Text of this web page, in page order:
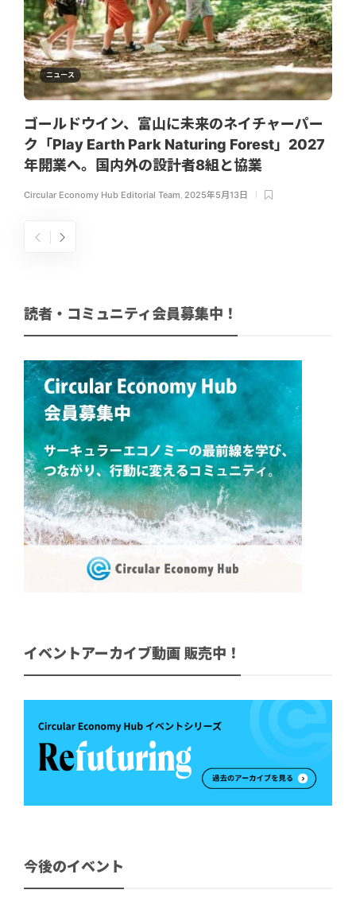
ニュース
ゴールドウイン、富山に未来のネイチャーパー
ク「Play Earth Park Naturing Forest」2027
年開業へ。国内外の設計者8組と協業
Circular Economy Hub Editorial Team, 2025年5月13日
読者・コミュニティ会員募集中！
イベントアーカイブ動画 販売中！
今後のイベント